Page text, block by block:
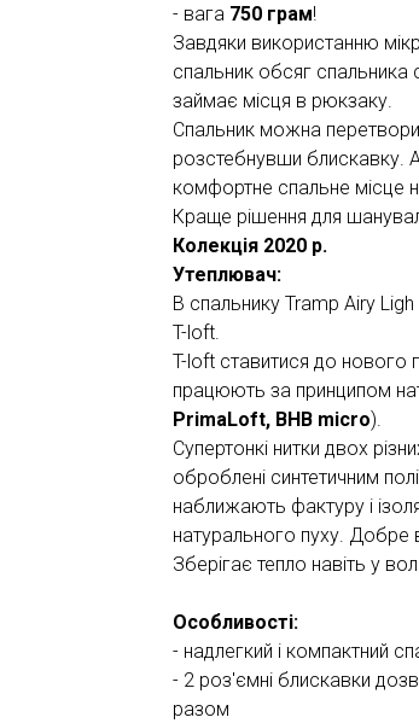
- вага 750 грам!
Завдяки використанню
спальник обсяг спальника
займає місця в рюкзаку.
Спальник можна
розстебнувши блискавку.
комфортне спальне місце
Краще рішення для
Колекція 2020 р.
Утеплювач:
В спальнику Tramp Airy
T-loft.
T-loft ставитися до нового
працюють за принципом
PrimaLoft, BHB micro).
Супертонкі нитки двох
оброблені синтетичним
наближають фактуру і
натурального пуху. Добре
Зберігає тепло навіть у
Особливості:
- надлегкий і компактний
- 2 роз'ємні блискавки
разом